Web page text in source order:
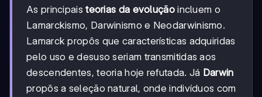
As principaisteorias da evoluçãoincluem o
Lamarckismo, Darwinismo e Neodarwinismo.
Lamarck propôs que características adquiridas
pelo uso e desuso seriam transmitidas aos
descendentes, teoria hoje refutada. Já Darwin
propôs a seleção natural, onde indivíduos com